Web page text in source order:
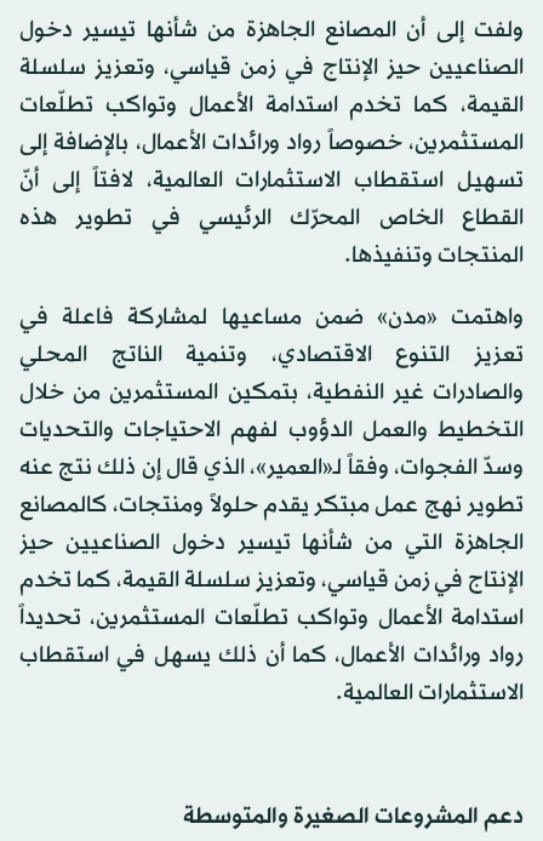
ولفت إلى أن المصانع الجاهزة من شأنها تيسير دخول
الصناعيين حيز الإنتاج في زمن قياسي، وتعزيز سلسلة
القيمة، كما تخدم استدامة الأعمال وتواكب تطلّعات
المستثمرين، خصوصاً رواد ورائدات الأعمال، بالإضافة إلى
تسهيل استقطاب الاستثمارات العالمية، لافتاً إلى أنّ
القطاع الخاص المحرّك الرئيسي في تطوير هذه
المنتجات وتنفيذها.
واهتمت «مدن» ضمن مساعيها لمشاركة فاعلة في
تعزيز التنوع الاقتصادي، وتنمية الناتج المحلي
والصادرات غير النفطية، بتمكين المستثمرين من خلال
التخطيط والعمل الدؤوب لفهم الاحتياجات والتحديات
وسدّ الفجوات، وفقاً لـ«العمير»، الذي قال إن ذلك نتج عنه
تطوير نهج عمل مبتكر يقدم حلولاً ومنتجات، كالمصانع
الجاهزة التي من شأنها تيسير دخول الصناعيين حيز
الإنتاج في زمن قياسي، وتعزيز سلسلة القيمة، كما تخدم
استدامة الأعمال وتواكب تطلّعات المستثمرين، تحديداً
رواد ورائدات الأعمال، كما أن ذلك يسهل في استقطاب
الاستثمارات العالمية.
دعم المشروعات الصغيرة والمتوسطة